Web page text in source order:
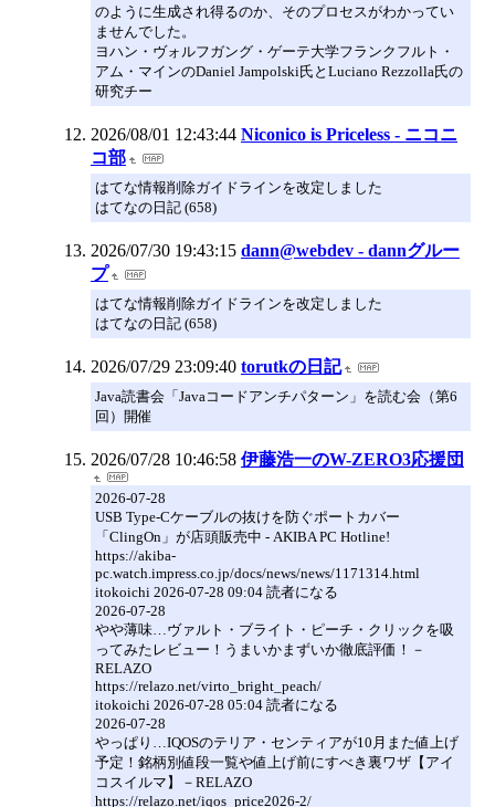
のように生成され得るのか、そのプロセスがわかってい
ませんでした。
ヨハン・ヴォルフガング・ゲーテ大学フランクフルト・
アム・マインのDaniel Jampolski氏とLuciano Rezzolla氏の
研究チー
2026/08/01 12:43:44 Niconico is Priceless - ニコニ
コ部
はてな情報削除ガイドラインを改定しました
はてなの日記 (658)
2026/07/30 19:43:15 dann@webdev - dannグルー
プ
はてな情報削除ガイドラインを改定しました
はてなの日記 (658)
2026/07/29 23:09:40 torutkの日記
Java読書会「Javaコードアンチパターン」を読む会（第6
回）開催
2026/07/28 10:46:58 伊藤浩一のW-ZERO3応援団
2026-07-28
USB Type-Cケーブルの抜けを防ぐポートカバー
「ClingOn」が店頭販売中 - AKIBA PC Hotline!
https://akiba-
pc.watch.impress.co.jp/docs/news/news/1171314.html
itokoichi 2026-07-28 09:04 読者になる
2026-07-28
やや薄味…ヴァルト・ブライト・ピーチ・クリックを吸
ってみたレビュー！うまいかまずいか徹底評価！－
RELAZO
https://relazo.net/virto_bright_peach/
itokoichi 2026-07-28 05:04 読者になる
2026-07-28
やっぱり…IQOSのテリア・センティアが10月また値上げ
予定！銘柄別値段一覧や値上げ前にすべき裏ワザ【アイ
コスイルマ】－RELAZO
https://relazo.net/iqos_price2026-2/